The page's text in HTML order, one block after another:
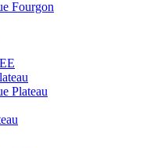
Fourgon
Plateau